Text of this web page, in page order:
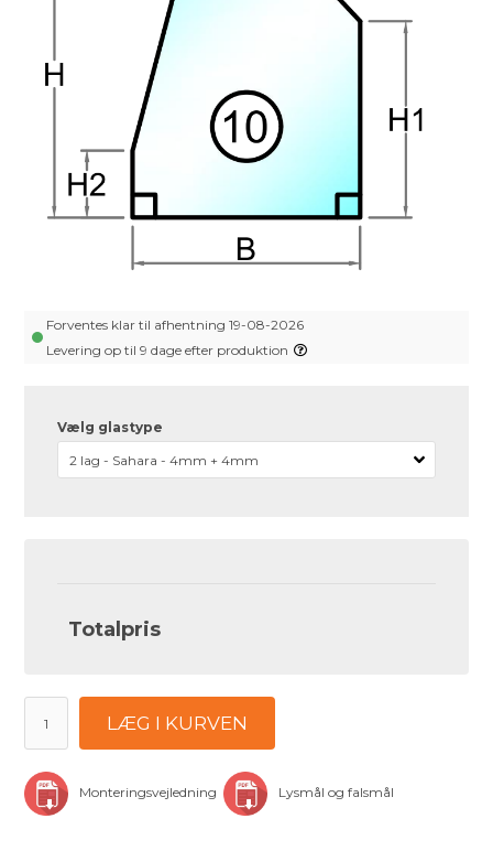
Forventes klar til afhentning 19-08-2026
Levering op til 9 dage efter produktion
Vælg glastype
Totalpris
LÆG I KURVEN
Monteringsvejledning Lysmål og falsmål